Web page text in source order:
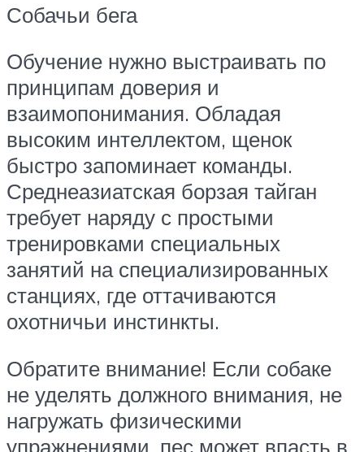
Собачьи бега
Обучение нужно выстраивать по
принципам доверия и
взаимопонимания. Обладая
высоким интеллектом, щенок
быстро запоминает команды.
Среднеазиатская борзая тайган
требует наряду с простыми
тренировками специальных
занятий на специализированных
станциях, где оттачиваются
охотничьи инстинкты.
Обратите внимание! Если собаке
не уделять должного внимания, не
нагружать физическими
упражнениями, пес может впасть в